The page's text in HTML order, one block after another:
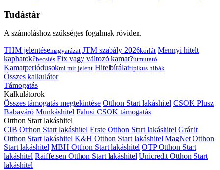
Tudástár
A számoláshoz szükséges fogalmak röviden.
THM jelentésemagyarázat JTM szabály 2026korlát Mennyi hitelt
kaphatok?becslés Fix vagy változó kamat?útmutató
Kamatperiódusokmi mit jelent Hitelbírálattipikus hibák
Összes kalkulátor
Támogatás
Kalkulátorok
Összes támogatás megtekintése Otthon Start lakáshitel CSOK Plusz
Babaváró Munkáshitel Falusi CSOK támogatás
Otthon Start lakáshitel
CIB Otthon Start lakáshitel Erste Otthon Start lakáshitel Gránit
Otthon Start lakáshitel K&H Otthon Start lakáshitel MagNet Otthon
Start lakáshitel MBH Otthon Start lakáshitel OTP Otthon Start
lakáshitel Raiffeisen Otthon Start lakáshitel Unicredit Otthon Start
lakáshitel